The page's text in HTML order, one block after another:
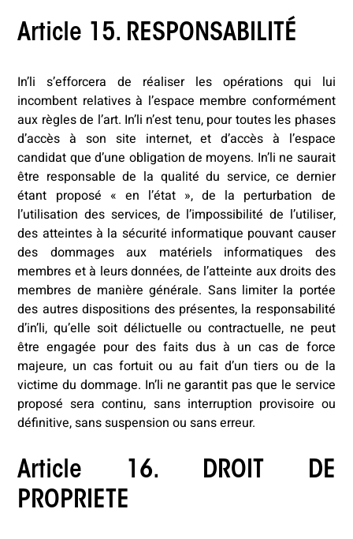
Article 15. RESPONSABILITÉ
In’li s’efforcera de réaliser les opérations qui lui
incombent relatives à l’espace membre conformément
aux règles de l’art. In’li n’est tenu, pour toutes les phases
d’accès à son site internet, et d’accès à l’espace
candidat que d’une obligation de moyens. In’li ne saurait
être responsable de la qualité du service, ce dernier
étant proposé « en l’état », de la perturbation de
l’utilisation des services, de l’impossibilité de l’utiliser,
des atteintes à la sécurité informatique pouvant causer
des dommages aux matériels informatiques des
membres et à leurs données, de l’atteinte aux droits des
membres de manière générale. Sans limiter la portée
des autres dispositions des présentes, la responsabilité
d’in’li, qu’elle soit délictuelle ou contractuelle, ne peut
être engagée pour des faits dus à un cas de force
majeure, un cas fortuit ou au fait d’un tiers ou de la
victime du dommage. In’li ne garantit pas que le service
proposé sera continu, sans interruption provisoire ou
définitive, sans suspension ou sans erreur.
Article 16. DROIT DE
PROPRIETE